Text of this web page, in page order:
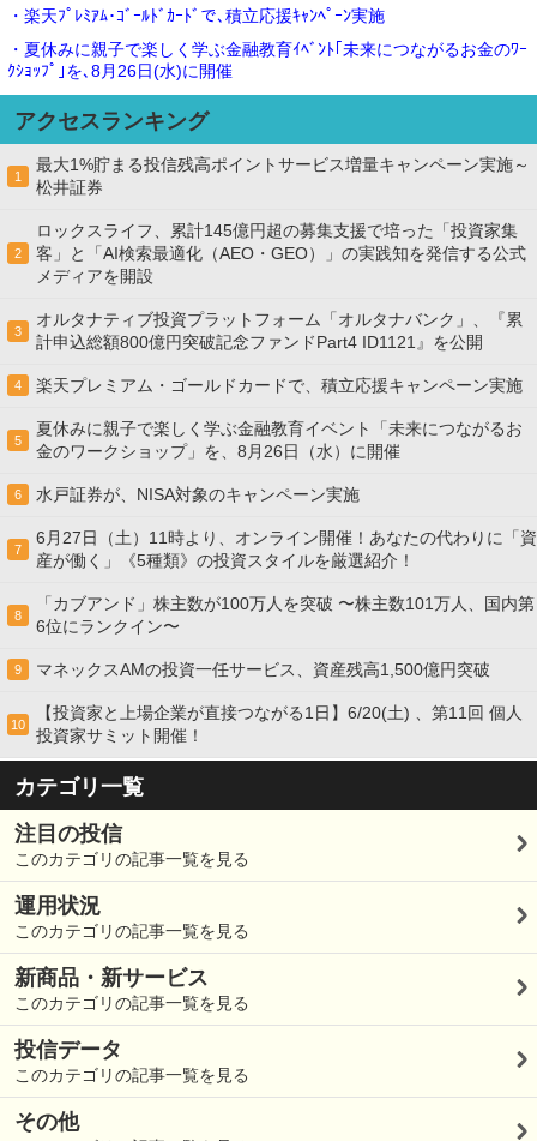
・楽天ﾌﾟﾚﾐｱﾑ･ｺﾞｰﾙﾄﾞｶｰﾄﾞで､積立応援ｷｬﾝﾍﾟｰﾝ実施
・夏休みに親子で楽しく学ぶ金融教育ｲﾍﾞﾝﾄ｢未来につながるお金のﾜｰ
ｸｼｮｯﾌﾟ｣を､8月26日(水)に開催
アクセスランキング
1
最大1%貯まる投信残高ポイントサービス増量キャンペーン実施～
松井証券
2
ロックスライフ、累計145億円超の募集支援で培った「投資家集
客」と「AI検索最適化（AEO・GEO）」の実践知を発信する公式
メディアを開設
3
オルタナティブ投資プラットフォーム「オルタナバンク」、『累
計申込総額800億円突破記念ファンドPart4 ID1121』を公開
4 楽天プレミアム・ゴールドカードで、積立応援キャンペーン実施
5
夏休みに親子で楽しく学ぶ金融教育イベント「未来につながるお
金のワークショップ」を、8月26日（水）に開催
6 水戸証券が、NISA対象のキャンペーン実施
7
6月27日（土）11時より、オンライン開催！あなたの代わりに「資
産が働く」《5種類》の投資スタイルを厳選紹介！
8
「カブアンド」株主数が100万人を突破 〜株主数101万人、国内第
6位にランクイン〜
9 マネックスAMの投資一任サービス、資産残高1,500億円突破
10
【投資家と上場企業が直接つながる1日】6/20(土) 、第11回 個人
投資家サミット開催！
カテゴリ一覧
注目の投信
このカテゴリの記事一覧を見る
運用状況
このカテゴリの記事一覧を見る
新商品・新サービス
このカテゴリの記事一覧を見る
投信データ
このカテゴリの記事一覧を見る
その他